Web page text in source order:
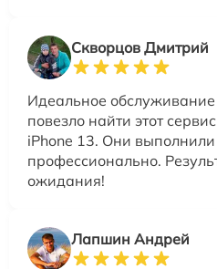
Скворцов Дмитрий
Идеальное
повезло найти этот
iPhone 13. Они
профессионально.
ожидания!
Лапшин Андрей